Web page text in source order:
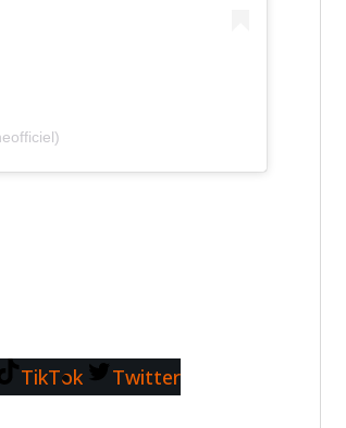
TikTok Twitter